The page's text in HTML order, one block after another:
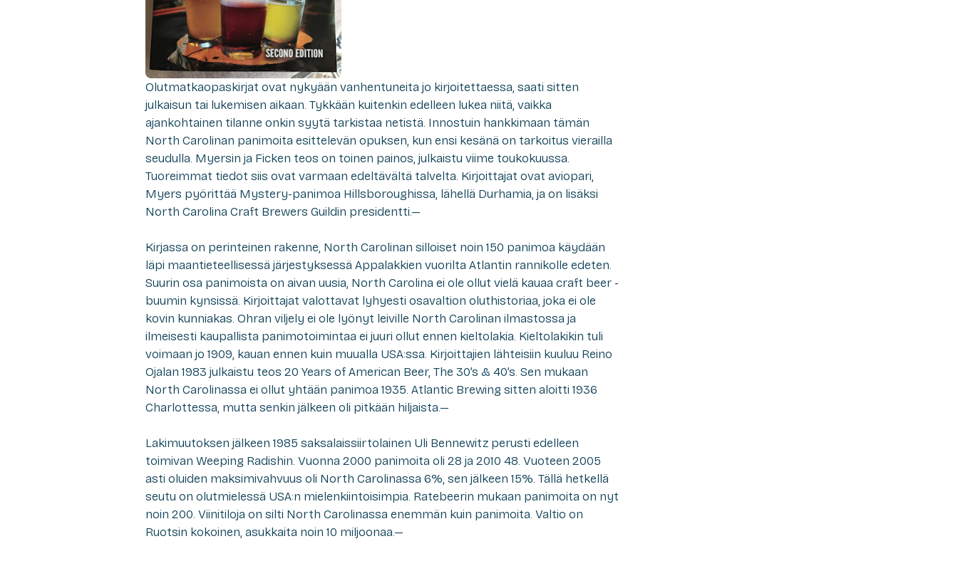
Olutmatkaopaskirjat ovat nykyään vanhentuneita jo kirjoitettaessa, saati sitten
julkaisun tai lukemisen aikaan. Tykkään kuitenkin edelleen lukea niitä, vaikka
ajankohtainen tilanne onkin syytä tarkistaa netistä. Innostuin hankkimaan tämän
North Carolinan panimoita esittelevän opuksen, kun ensi kesänä on tarkoitus vierailla
seudulla. Myersin ja Ficken teos on toinen painos, julkaistu viime toukokuussa.
Tuoreimmat tiedot siis ovat varmaan edeltävältä talvelta. Kirjoittajat ovat aviopari,
Myers pyörittää Mystery-panimoa Hillsboroughissa, lähellä Durhamia, ja on lisäksi
North Carolina Craft Brewers Guildin presidentti.—
Kirjassa on perinteinen rakenne, North Carolinan silloiset noin 150 panimoa käydään
läpi maantieteellisessä järjestyksessä Appalakkien vuorilta Atlantin rannikolle edeten.
Suurin osa panimoista on aivan uusia, North Carolina ei ole ollut vielä kauaa craft beer -
buumin kynsissä. Kirjoittajat valottavat lyhyesti osavaltion oluthistoriaa, joka ei ole
kovin kunniakas. Ohran viljely ei ole lyönyt leiville North Carolinan ilmastossa ja
ilmeisesti kaupallista panimotoimintaa ei juuri ollut ennen kieltolakia. Kieltolakikin tuli
voimaan jo 1909, kauan ennen kuin muualla USA:ssa. Kirjoittajien lähteisiin kuuluu Reino
Ojalan 1983 julkaistu teos 20 Years of American Beer, The 30’s & 40’s. Sen mukaan
North Carolinassa ei ollut yhtään panimoa 1935. Atlantic Brewing sitten aloitti 1936
Charlottessa, mutta senkin jälkeen oli pitkään hiljaista.—
Lakimuutoksen jälkeen 1985 saksalaissiirtolainen Uli Bennewitz perusti edelleen
toimivan Weeping Radishin. Vuonna 2000 panimoita oli 28 ja 2010 48. Vuoteen 2005
asti oluiden maksimivahvuus oli North Carolinassa 6%, sen jälkeen 15%. Tällä hetkellä
seutu on olutmielessä USA:n mielenkiintoisimpia. Ratebeerin mukaan panimoita on nyt
noin 200. Viinitiloja on silti North Carolinassa enemmän kuin panimoita. Valtio on
Ruotsin kokoinen, asukkaita noin 10 miljoonaa.—